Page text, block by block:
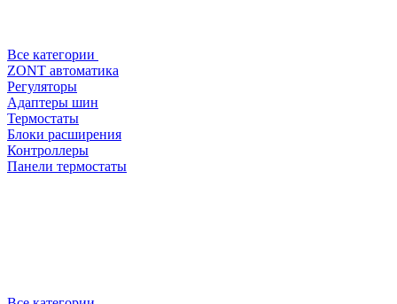
Все категории
ZONT автоматика
Регуляторы
Адаптеры шин
Термостаты
Блоки расширения
Контроллеры
Панели термостаты